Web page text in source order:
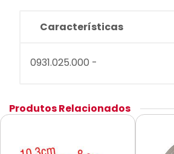
Características
0931.025.000 -
Produtos Relacionados